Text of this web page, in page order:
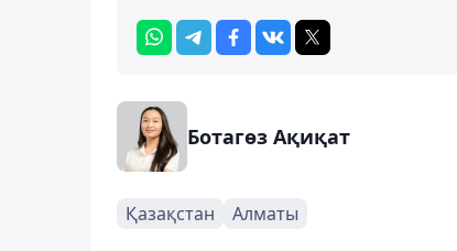
Ботагөз Ақиқат
Қазақстан Алматы